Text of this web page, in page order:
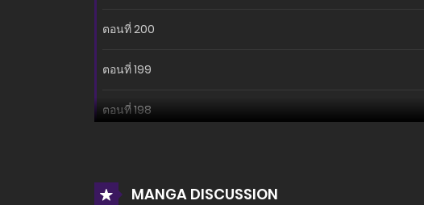
ตอนที่ 200
ตอนที่ 199
ตอนที่ 198
ตอนที่ 196MANGA DISCUSSION